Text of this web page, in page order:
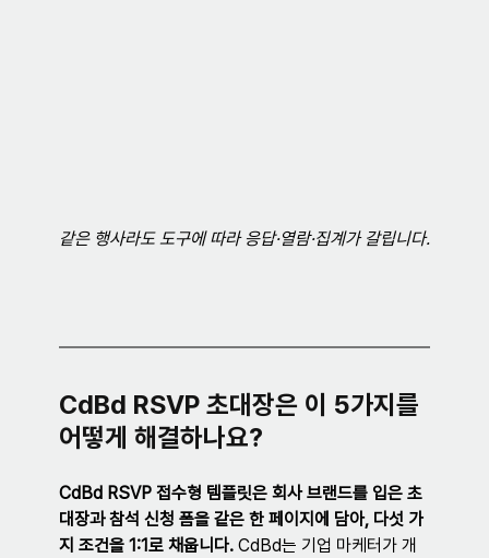
같은 행사라도 도구에 따라 응답·열람·집계가 갈립니다.
CdBd RSVP 초대장은 이 5가지를
어떻게 해결하나요?
CdBd RSVP 접수형 템플릿은 회사 브랜드를 입은 초
대장과 참석 신청 폼을 같은 한 페이지에 담아, 다섯 가
지 조건을 1:1로 채웁니다. CdBd는 기업 마케터가 개